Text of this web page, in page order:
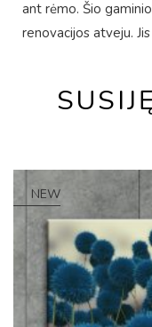
ant rėmo. Šio
renovacijos atveju.